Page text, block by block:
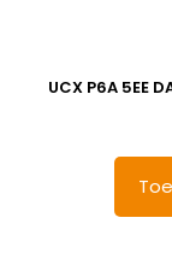
UCX P6A 5EE